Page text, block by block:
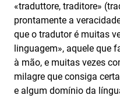
«traduttore, traditore»
prontamente a
que o tradutor é muitas
linguagem», aquele que
à mão, e muitas vezes
milagre que consiga
e algum domínio da